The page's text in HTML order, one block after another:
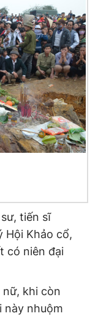
biết
cáo
tiến sĩ
Hội Khảo cổ,
có niên đại
khi còn
này nhuộm